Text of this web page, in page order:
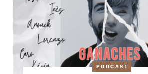
PODCAST